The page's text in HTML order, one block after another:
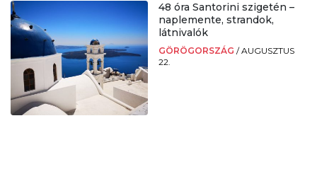
48 óra Santorini szigetén –
naplemente, strandok,
látnivalók
GÖRÖGORSZÁG /AUGUSZTUS
22.